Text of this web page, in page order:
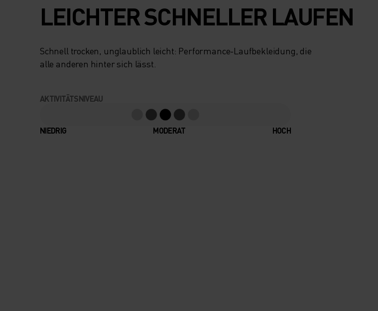
LEICHTER SCHNELLER LAUFEN
Schnell trocken, unglaublich leicht: Performance-Laufbekleidung, die
alle anderen hinter sich lässt.
AKTIVITÄTSNIVEAU
NIEDRIG MODERAT HOCH